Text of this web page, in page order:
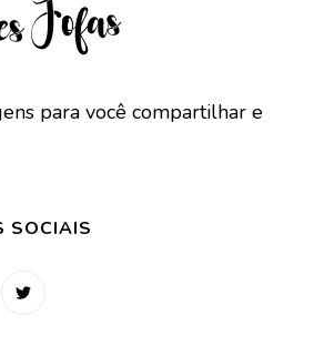
para você compartilhar e
SOCIAIS